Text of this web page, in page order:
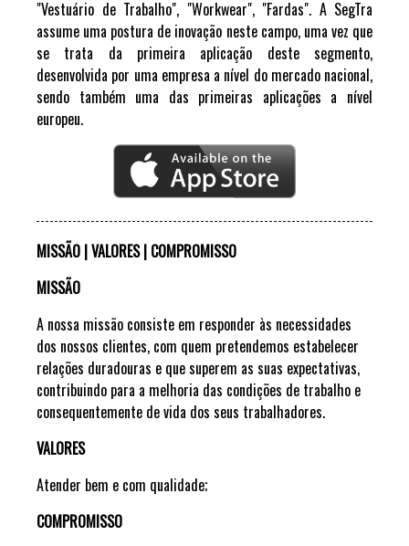
"Vestuário de Trabalho", "Workwear", "Fardas". A SegTra
assume uma postura de inovação neste campo, uma vez que
se trata da primeira aplicação deste segmento,
desenvolvida por uma empresa a nível do mercado nacional,
sendo também uma das primeiras aplicações a nível
europeu.
MISSÃO | VALORES | COMPROMISSO
MISSÃO
A nossa missão consiste em responder às necessidades
dos nossos clientes, com quem pretendemos estabelecer
relações duradouras e que superem as suas expectativas,
contribuindo para a melhoria das condições de trabalho e
consequentemente de vida dos seus trabalhadores.
VALORES
Atender bem e com qualidade;
COMPROMISSO